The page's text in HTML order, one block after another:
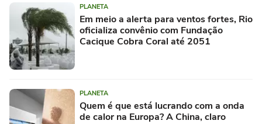
PLANETA
Em meio a alerta para ventos fortes, Rio
oficializa convênio com Fundação
Cacique Cobra Coral até 2051
PLANETA
Quem é que está lucrando com a onda
de calor na Europa? A China, claro